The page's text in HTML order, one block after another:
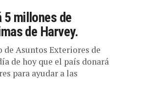
Asuntos Exteriores de
de hoy que el país donará
para ayudar a las